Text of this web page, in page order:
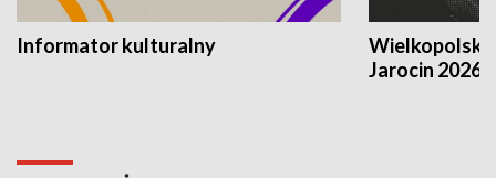
Informator kulturalny
Jarocin 2026